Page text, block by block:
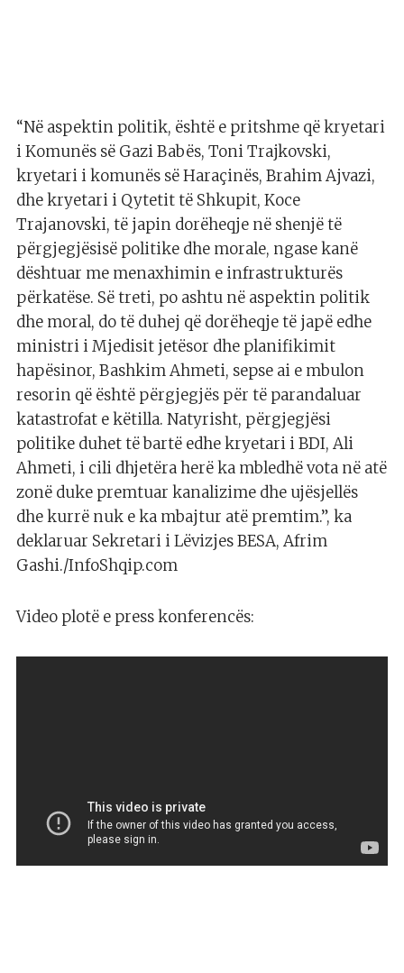
“Në aspektin politik, është e pritshme që kryetari
i Komunës së Gazi Babës, Toni Trajkovski,
kryetari i komunës së Haraçinës, Brahim Ajvazi,
dhe kryetari i Qytetit të Shkupit, Koce
Trajanovski, të japin dorëheqje në shenjë të
përgjegjësisë politike dhe morale, ngase kanë
dështuar me menaxhimin e infrastrukturës
përkatëse. Së treti, po ashtu në aspektin politik
dhe moral, do të duhej që dorëheqje të japë edhe
ministri i Mjedisit jetësor dhe planifikimit
hapësinor, Bashkim Ahmeti, sepse ai e mbulon
resorin që është përgjegjës për të parandaluar
katastrofat e këtilla. Natyrisht, përgjegjësi
politike duhet të bartë edhe kryetari i BDI, Ali
Ahmeti, i cili dhjetëra herë ka mbledhë vota në atë
zonë duke premtuar kanalizime dhe ujësjellës
dhe kurrë nuk e ka mbajtur atë premtim.”, ka
deklaruar Sekretari i Lëvizjes BESA, Afrim
Gashi./InfoShqip.com
Video plotë e press konferencës: